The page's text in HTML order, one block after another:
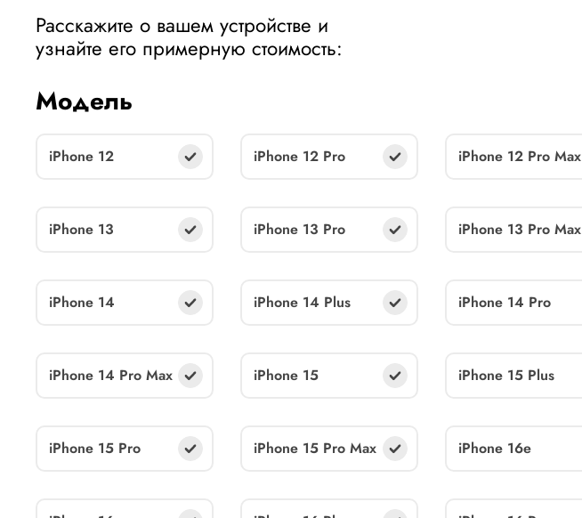
Расскажите о вашем устройстве и
узнайте его примерную стоимость:
Модель
iPhone 12 iPhone 12 Pro iPhone 12 Pro Max
iPhone 13 iPhone 13 Pro iPhone 13 Pro Max
iPhone 14 iPhone 14 Plus iPhone 14 Pro
iPhone 14 Pro Max iPhone 15 iPhone 15 Plus
iPhone 15 Pro iPhone 15 Pro Max iPhone 16e